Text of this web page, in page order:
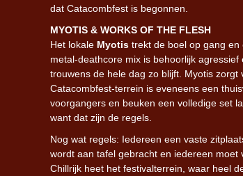
dat Catacombfest is begonnen.
MYOTIS & WORKS OF THE FLESH
Het lokale Myotis trekt de boel op gang
metal-deathcore mix is behoorlijk
trouwens de hele dag zo blijft. Myotis
Catacombfest-terrein is eveneens een
voorgangers en beuken een volledige set
want dat zijn de regels.
Nog wat regels: Iedereen een vaste
wordt aan tafel gebracht en iedereen moet
Chillrijk heet het festivalterrein, waar heel